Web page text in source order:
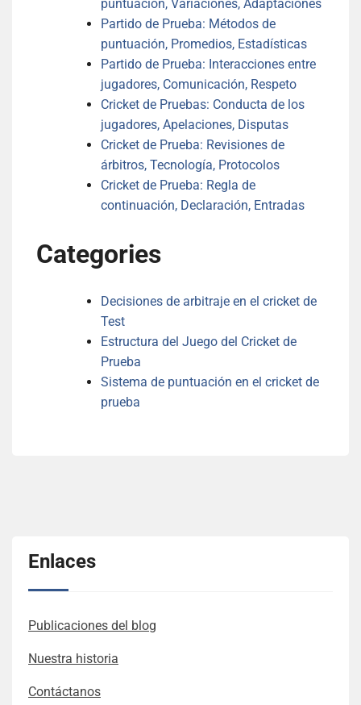
puntuación, Variaciones, Adaptaciones
Partido de Prueba: Métodos de
puntuación, Promedios, Estadísticas
Partido de Prueba: Interacciones entre
jugadores, Comunicación, Respeto
Cricket de Pruebas: Conducta de los
jugadores, Apelaciones, Disputas
Cricket de Prueba: Revisiones de
árbitros, Tecnología, Protocolos
Cricket de Prueba: Regla de
continuación, Declaración, Entradas
Categories
Decisiones de arbitraje en el cricket de
Test
Estructura del Juego del Cricket de
Prueba
Sistema de puntuación en el cricket de
prueba
Enlaces
Publicaciones del blog
Nuestra historia
Contáctanos